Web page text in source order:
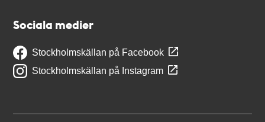
Sociala medier
Stockholmskällan på Facebook
Stockholmskällan på Instagram